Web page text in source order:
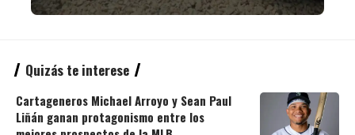
Quizás te interese
Cartageneros Michael Arroyo y Sean Paul
Liñán ganan protagonismo entre los